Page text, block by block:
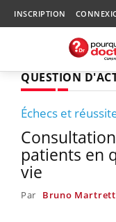
INSCRIPTION
QUESTION
Échecs et
patients en
vie
Par Bruno